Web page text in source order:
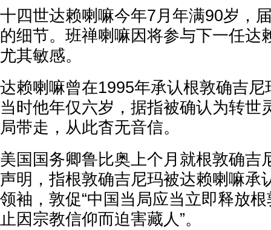
十四世达赖喇嘛今年7月年满90岁，
的细节。班禅喇嘛因将参与下一任达
尤其敏感。
达赖喇嘛曾在1995年承认根敦确吉
当时他年仅六岁，据指被确认为转世
局带走，从此杳无音信。
美国国务卿鲁比奥上个月就根敦确吉
声明，指根敦确吉尼玛被达赖喇嘛承
领袖，敦促“中国当局应当立即释放
止因宗教信仰而迫害藏人”。